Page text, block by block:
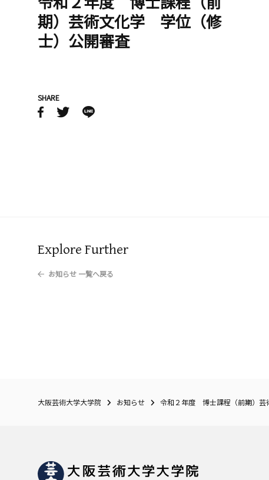
期）芸術文化学 学位（修
士）公開審査
SHARE
Explore Further
お知らせ 一覧へ戻る
大阪芸術大学大学院 お知らせ 令和２年度 博士課程（前期）